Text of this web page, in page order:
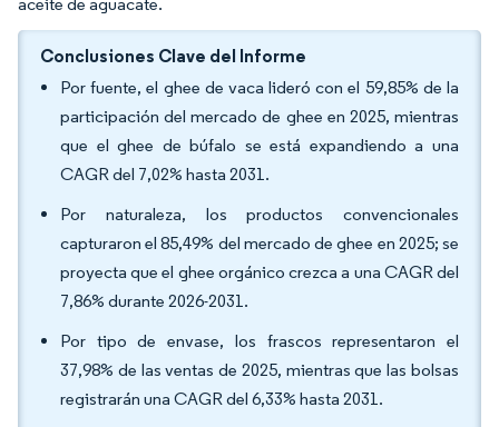
Conclusiones Clave del Informe
Por fuente, el ghee de vaca lideró con el 59,85% de la
participación del mercado de ghee en 2025, mientras
que el ghee de búfalo se está expandiendo a una
CAGR del 7,02% hasta 2031.
Por naturaleza, los productos convencionales
capturaron el 85,49% del mercado de ghee en 2025; se
proyecta que el ghee orgánico crezca a una CAGR del
7,86% durante 2026-2031.
Por tipo de envase, los frascos representaron el
37,98% de las ventas de 2025, mientras que las bolsas
registrarán una CAGR del 6,33% hasta 2031.